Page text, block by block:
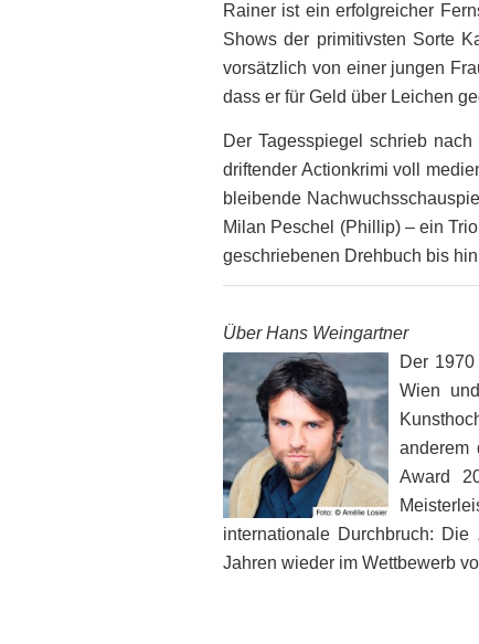
Rainer ist ein erfolgreicher
Shows der primitivsten Sorte
vorsätzlich von einer jungen
dass er für Geld über Leichen
Der Tagesspiegel schrieb
driftender Actionkrimi voll
bleibende
Milan Peschel (Phillip) – ein
geschriebenen Drehbuch bis
Über Hans Weingartner
Der
Wien
anderem
Award
internationale Durchbruch:
Jahren wieder im Wettbewerb